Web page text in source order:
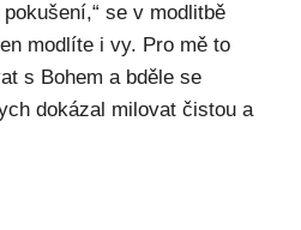
se v modlitbě
modlíte i vy. Pro mě to
s Bohem a bděle se
dokázal milovat čistou a